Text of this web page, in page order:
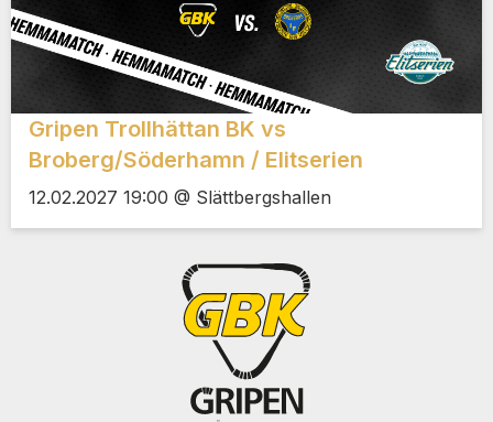
Gripen Trollhättan BK vs
Broberg/Söderhamn / Elitserien
12.02.2027 19:00 @ Slättbergshallen